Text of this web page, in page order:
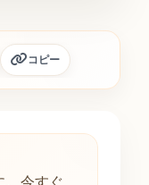
コピー
、今すぐ